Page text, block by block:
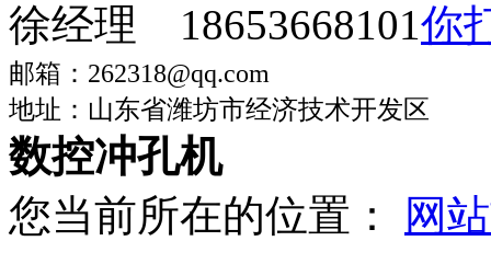
徐经理 18653668101
邮箱：262318@qq.com
地址：山东省潍坊市经济技术开发区
数控冲孔机
您当前所在的位置：
网